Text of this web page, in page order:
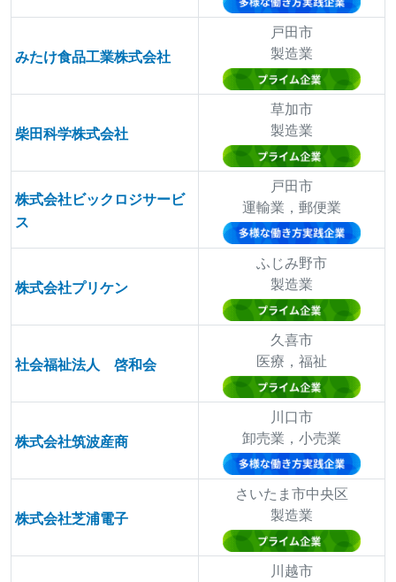
みたけ食品工業株式会社
戸田市
製造業
柴田科学株式会社
草加市
製造業
株式会社ビックロジサービ
ス
戸田市
運輸業，郵便業
株式会社プリケン
ふじみ野市
製造業
社会福祉法人 啓和会
久喜市
医療，福祉
株式会社筑波産商
川口市
卸売業，小売業
株式会社芝浦電子
さいたま市中央区
製造業
川越市